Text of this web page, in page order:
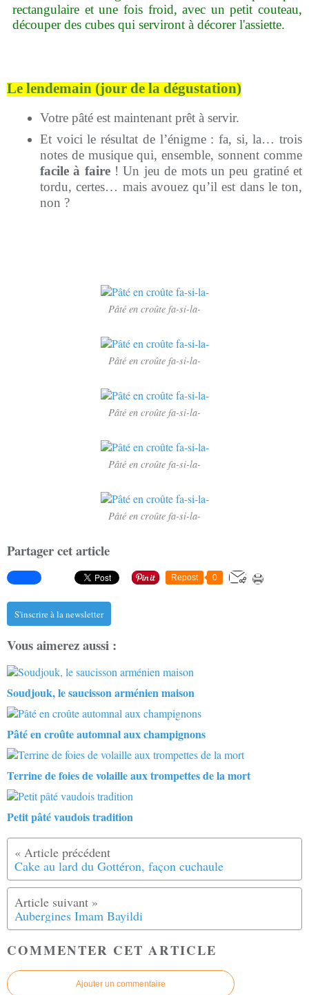
rectangulaire et une fois froid, avec un petit couteau,
découper des cubes qui serviront à décorer l'assiette.
Le lendemain (jour de la dégustation)
Votre pâté est maintenant prêt à servir.
Et voici le résultat de l’énigme : fa, si, la… trois
notes de musique qui, ensemble, sonnent comme
facile à faire! Un jeu de mots un peu gratiné et
tordu, certes… mais avouez qu’il est dans le ton,
non ?
Pâté en croûte fa-si-la-
Pâté en croûte fa-si-la-
Pâté en croûte fa-si-la-
Pâté en croûte fa-si-la-
Pâté en croûte fa-si-la-
Partager cet article
Repost 0
S'inscrire à la newsletter
Vous aimerez aussi :
Soudjouk, le saucisson arménien maison
Pâté en croûte automnal aux champignons
Terrine de foies de volaille aux trompettes de la mort
Petit pâté vaudois tradition
Cake au lard du Gottéron, façon cuchaule
Aubergines Imam Bayildi
COMMENTER CET ARTICLE
Ajouter un commentaire